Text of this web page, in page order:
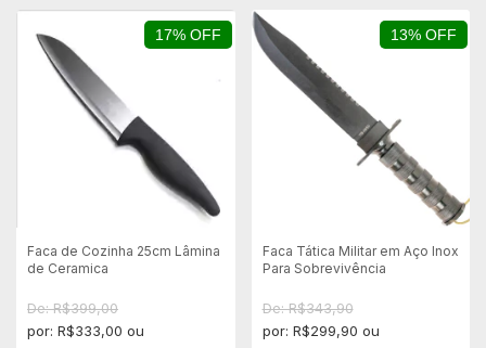
17% OFF
Faca de Cozinha 25cm Lâmina
de Ceramica
De: R$399,00
por: R$333,00 ou
13% OFF
Faca Tática Militar em Aço Inox
Para Sobrevivência
De: R$343,90
por: R$299,90 ou